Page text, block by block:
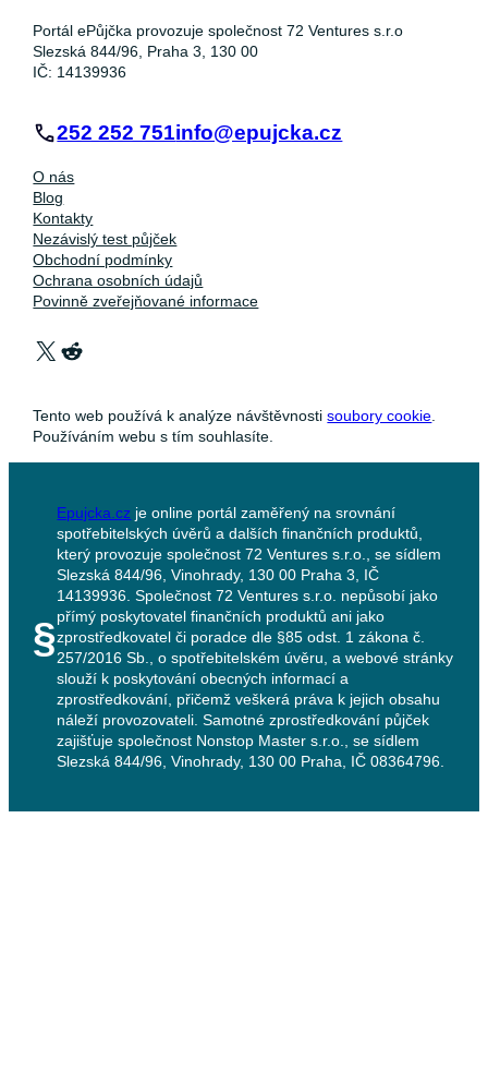
Portál ePůjčka provozuje společnost 72 Ventures s.r.o
Slezská 844/96, Praha 3, 130 00
IČ: 14139936
252 252 751info@epujcka.cz
O nás
Blog
Kontakty
Nezávislý test půjček
Obchodní podmínky
Ochrana osobních údajů
Povinně zveřejňované informace
X Reddit
Tento web používá k analýze návštěvnostisoubory cookie.
Používáním webu s tím souhlasíte.
§
Epujcka.cz je online portál zaměřený na srovnání
spotřebitelských úvěrů a dalších finančních produktů,
který provozuje společnost 72 Ventures s.r.o., se sídlem
Slezská 844/96, Vinohrady, 130 00 Praha 3, IČ
14139936. Společnost 72 Ventures s.r.o. nepůsobí jako
přímý poskytovatel finančních produktů ani jako
zprostředkovatel či poradce dle §85 odst. 1 zákona č.
257/2016 Sb., o spotřebitelském úvěru, a webové stránky
slouží k poskytování obecných informací a
zprostředkování, přičemž veškerá práva k jejich obsahu
náleží provozovateli. Samotné zprostředkování půjček
zajišťuje společnost Nonstop Master s.r.o., se sídlem
Slezská 844/96, Vinohrady, 130 00 Praha, IČ 08364796.